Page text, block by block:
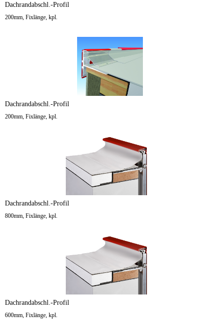
Dachrandabschl.-Profil
200mm, Fixlänge, kpl.
Dachrandabschl.-Profil
200mm, Fixlänge, kpl.
Dachrandabschl.-Profil
800mm, Fixlänge, kpl.
Dachrandabschl.-Profil
600mm, Fixlänge, kpl.